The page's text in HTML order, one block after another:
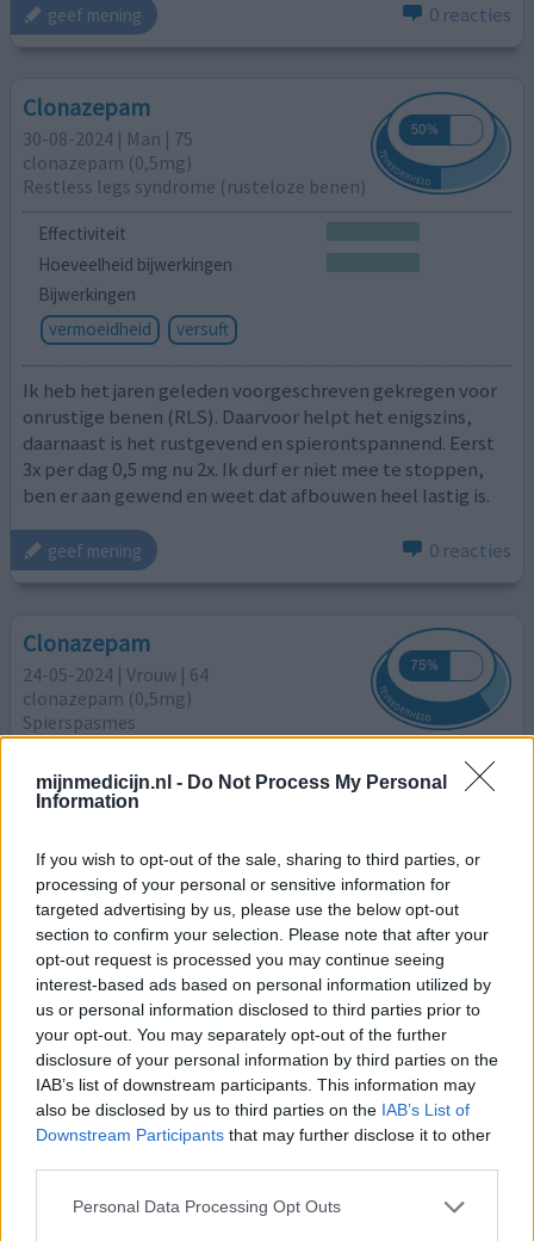
mijnmedicijn.nl - Do Not Process My Personal
Information
If you wish to opt-out of the sale, sharing to third parties, or
processing of your personal or sensitive information for
targeted advertising by us, please use the below opt-out
section to confirm your selection. Please note that after your
opt-out request is processed you may continue seeing
interest-based ads based on personal information utilized by
us or personal information disclosed to third parties prior to
your opt-out. You may separately opt-out of the further
disclosure of your personal information by third parties on the
IAB’s list of downstream participants. This information may
also be disclosed by us to third parties on the IAB’s List of
Downstream Participants that may further disclose it to other
Personal Data Processing Opt Outs
geef mening 0 reacties
Clonazepam
30-08-2024 | Man | 75
clonazepam (0,5mg)
Restless legs syndrome (rusteloze benen)
Effectiviteit
Hoeveelheid bijwerkingen
Bijwerkingen
vermoeidheid
versuft
Ik heb het jaren geleden voorgeschreven gekregen voor
onrustige benen (RLS). Daarvoor helpt het enigszins,
daarnaast is het rustgevend en spierontspannend. Eerst
3x per dag 0,5 mg nu 2x. Ik durf er niet mee te stoppen,
ben er aan gewend en weet dat afbouwen heel lastig is.
geef mening 0 reacties
Clonazepam
24-05-2024 | Vrouw | 64
clonazepam (0,5mg)
Spierspasmes
Effectiviteit
Hoeveelheid bijwerkingen
Ik heb 1 jaar Clonazepam gebruikt. Op advies van de
huisarts ben ik naar een orthomoleculair therapeut (zij is
huisarts geweest)gegaan. Met haar heb ik mijn
voedingspatroon gewijzigd, dit heeft goed geholpen. Ik
bleek een intolerantie te hebben voor zonnebloemolie.
Ik eet/ drink niks meer waar deze olie in verwerkt is en
dat heeft mijn spierkrampen in de benen voor 90 %
af[lees meer...]
geef mening 0 reacties
18-05-2024 | Vrouw | 62